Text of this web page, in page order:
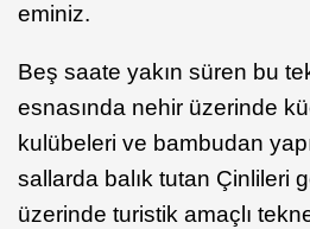
eminiz.
Beş saate yakın süren bu
esnasında nehir üzerinde
kulübeleri ve bambudan
sallarda balık tutan Çinlileri
üzerinde turistik amaçlı